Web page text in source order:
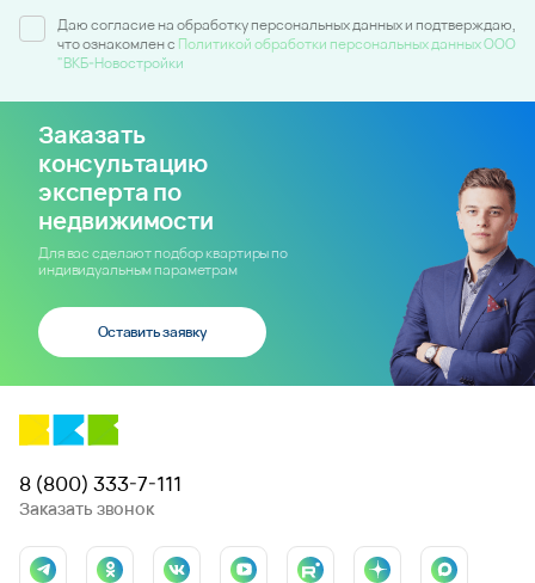
Даю согласие на обработку персональных данных и подтверждаю,
что ознакомлен c Политикой обработки персональных данных ООО
"ВКБ-Новостройки
Заказать
консультацию
эксперта по
недвижимости
Для вас сделают подбор квартиры по
индивидуальным параметрам
Оставить заявку
8 (800) 333-7-111
Заказать звонок